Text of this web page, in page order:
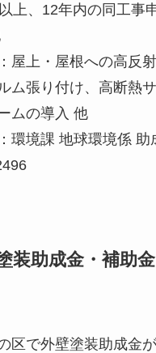
上、12年内の同工事
屋上・屋根への高反
ム張り付け、高断熱
ムの導入 他
環境課 地球環境係 助
装助成金・補助
区で外壁塗装助成金